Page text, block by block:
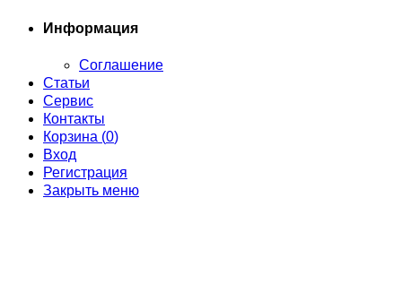
Информация
Соглашение
Статьи
Сервис
Контакты
Корзина (0)
Вход
Регистрация
Закрыть меню